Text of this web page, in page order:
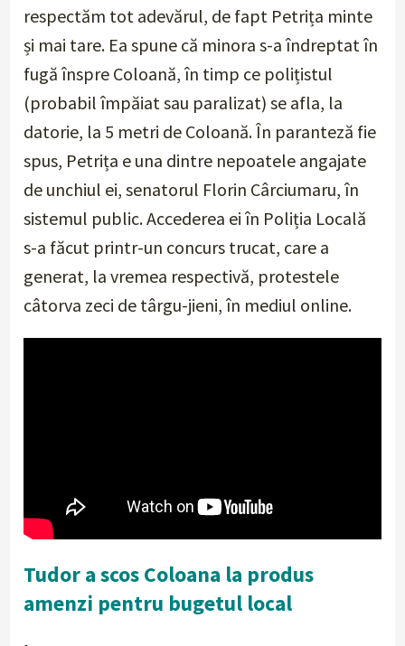
respectăm tot adevărul, de fapt Petrița minte
și mai tare. Ea spune că minora s-a îndreptat în
fugă înspre Coloană, în timp ce polițistul
(probabil împăiat sau paralizat) se afla, la
datorie, la 5 metri de Coloană. În paranteză fie
spus, Petrița e una dintre nepoatele angajate
de unchiul ei, senatorul Florin Cârciumaru, în
sistemul public. Accederea ei în Poliția Locală
s-a făcut printr-un concurs trucat, care a
generat, la vremea respectivă, protestele
câtorva zeci de târgu-jieni, în mediul online.
Tudor a scos Coloana la produs
amenzi pentru bugetul local